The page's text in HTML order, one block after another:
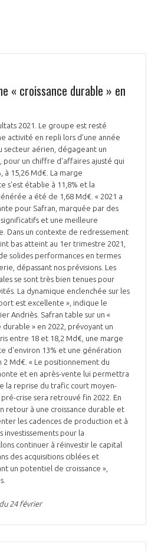
NOS ADHÉRENTS
ET COHÉRENT
?
AÉRONAUTIQUE ET SPATIALE
AÉRONAUTIQUE ET SPATIALE
SUR LES RELATIONS ENTRE
ET FOURNISSEURS
FILIÈRE AÉRONAUTIQUE ET SPATIALE
MÉDIATEUR DE LA FILIÈRE
2 3 4 5
6
18 19
« croissance durable » en
2021. Le groupe est resté
activité en repli lors d’une année
secteur aérien, dégageant un
pour un chiffre d'affaires ajusté qui
à 15,26 Md€. La marge
s'est établie à 11,8% et la
a été de 1,68 Md€. « 2021 a
pour Safran, marquée par des
et une meilleure
Dans un contexte de redressement
bas atteint au 1er trimestre 2021,
solides performances en termes
dépassant nos prévisions. Les
se sont très bien tenues pour
La dynamique enclenchée sur les
est excellente », indique le
Andriès. Safran table sur un «
durable » en 2022, prévoyant un
entre 18 et 18,2 Md€, une marge
d'environ 13% et une génération
Md€. « Le positionnement du
et en après-vente lui permettra
la reprise du trafic court moyen-
crise sera retrouvé fin 2022. En
retour à une croissance durable et
les cadences de production et à
investissements pour la
continuer à réinvestir le capital
des acquisitions ciblées et
un potentiel de croissance »,
24 février
d’excellence et développez
d'adhérer au GIFAS.
données sectorielles,
...
D’ADHÉSION